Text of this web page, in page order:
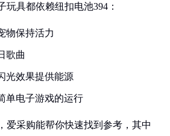
玩具都依赖纽扣电池394：
物保持活力
歌曲
光效果提供能源
单电子游戏的运行
爱采购能帮你快速找到参考，其中